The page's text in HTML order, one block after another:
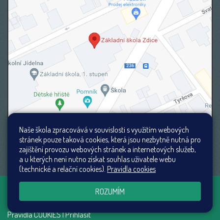
Všechna práva vyhrazena. Copyright ©
2026Mapa stránek|Přístupnost stránek|
Pravidla COOKIES|Přihlásit
Naše škola zpracovává v souvislosti s využitím webových
stránek pouze taková cookies, která jsou nezbytně nutná pro
zajištění provozu webových stránek a internetových služeb,
a u kterých není nutno získat souhlas uživatele webu
(technické a relační cookies). Pravidla cookies
ROZUMÍM